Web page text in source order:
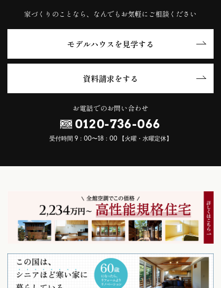
家づくりのことなら、なんでもお気軽にご相談ください
モデルハウスを見学する
資料請求をする
お電話でのお問い合わせ
0120-736-066
受付時間 9：00〜18：00 【火曜・水曜定休】